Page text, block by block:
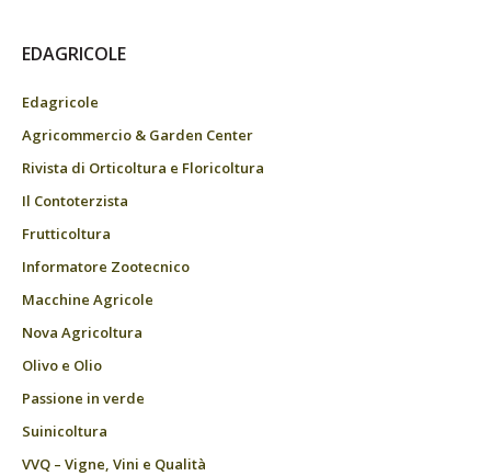
EDAGRICOLE
Edagricole
Agricommercio & Garden Center
Rivista di Orticoltura e Floricoltura
Il Contoterzista
Frutticoltura
Informatore Zootecnico
Macchine Agricole
Nova Agricoltura
Olivo e Olio
Passione in verde
Suinicoltura
VVQ – Vigne, Vini e Qualità